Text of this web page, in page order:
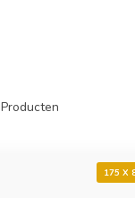
Producten
175 X